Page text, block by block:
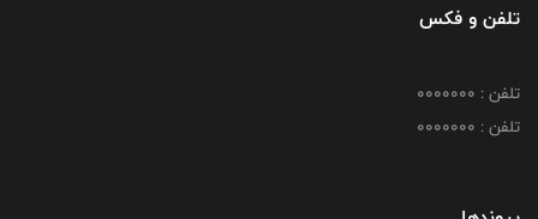
تلفن و فکس
تلفن : 0000000
تلفن : 0000000